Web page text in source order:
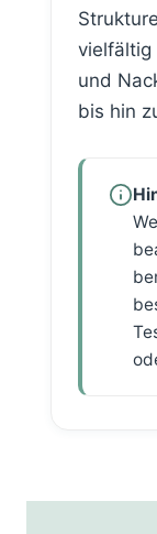
vielfältig
und
bis hin